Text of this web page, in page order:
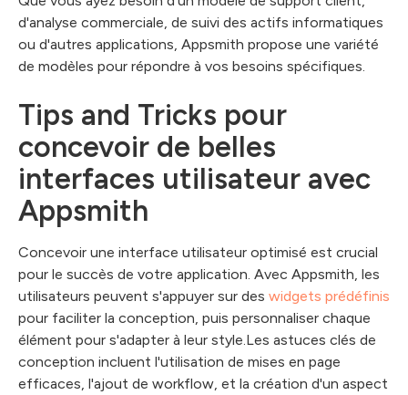
d'analyse commerciale, de suivi des actifs informatiques
ou d'autres applications, Appsmith propose une variété
de modèles pour répondre à vos besoins spécifiques.
Tips and Tricks pour
concevoir de belles
interfaces utilisateur avec
Appsmith
Concevoir une interface utilisateur optimisé est crucial
pour le succès de votre application. Avec Appsmith, les
utilisateurs peuvent s'appuyer sur des widgets prédéfinis
pour faciliter la conception, puis personnaliser chaque
élément pour s'adapter à leur style.Les astuces clés de
conception incluent l'utilisation de mises en page
efficaces, l'ajout de workflow, et la création d'un aspect